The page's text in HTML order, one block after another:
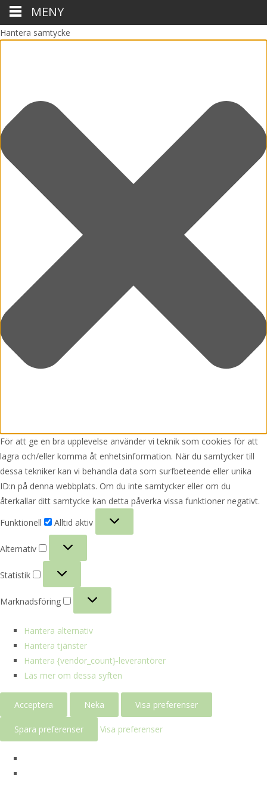
Hantera samtycke
För att ge en bra upplevelse använder vi teknik som cookies för att
lagra och/eller komma åt enhetsinformation. När du samtycker till
dessa tekniker kan vi behandla data som surfbeteende eller unika
ID:n på denna webbplats. Om du inte samtycker eller om du
återkallar ditt samtycke kan detta påverka vissa funktioner negativt.
Funktionell
Alltid aktiv
Alternativ
Statistik
Marknadsföring
Hantera alternativ
Hantera tjänster
Hantera {vendor_count}-leverantörer
Läs mer om dessa syften
Acceptera Neka Visa preferenser
Spara preferenser Visa preferenser
MENY